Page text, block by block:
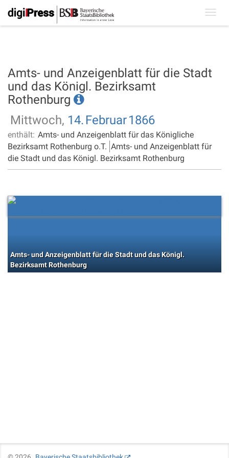
Amts- und Anzeigenblatt für die Stadt
und das Königl. Bezirksamt
Rothenburg
Mittwoch, 14. Februar1866
enthält: Amts- und Anzeigenblatt für das Königliche
Bezirksamt Rothenburg o.T. Amts- und Anzeigenblatt für
die Stadt und das Königl. Bezirksamt Rothenburg
Amts- und Anzeigenblatt für die Stadt und das Königl.
Bezirksamt Rothenburg